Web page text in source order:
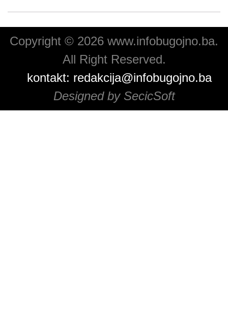
Copyright © 2026 www.infobugojno.ba.
All Right Reserved.
kontakt: redakcija@infobugojno.ba
Designed by SecicSoft